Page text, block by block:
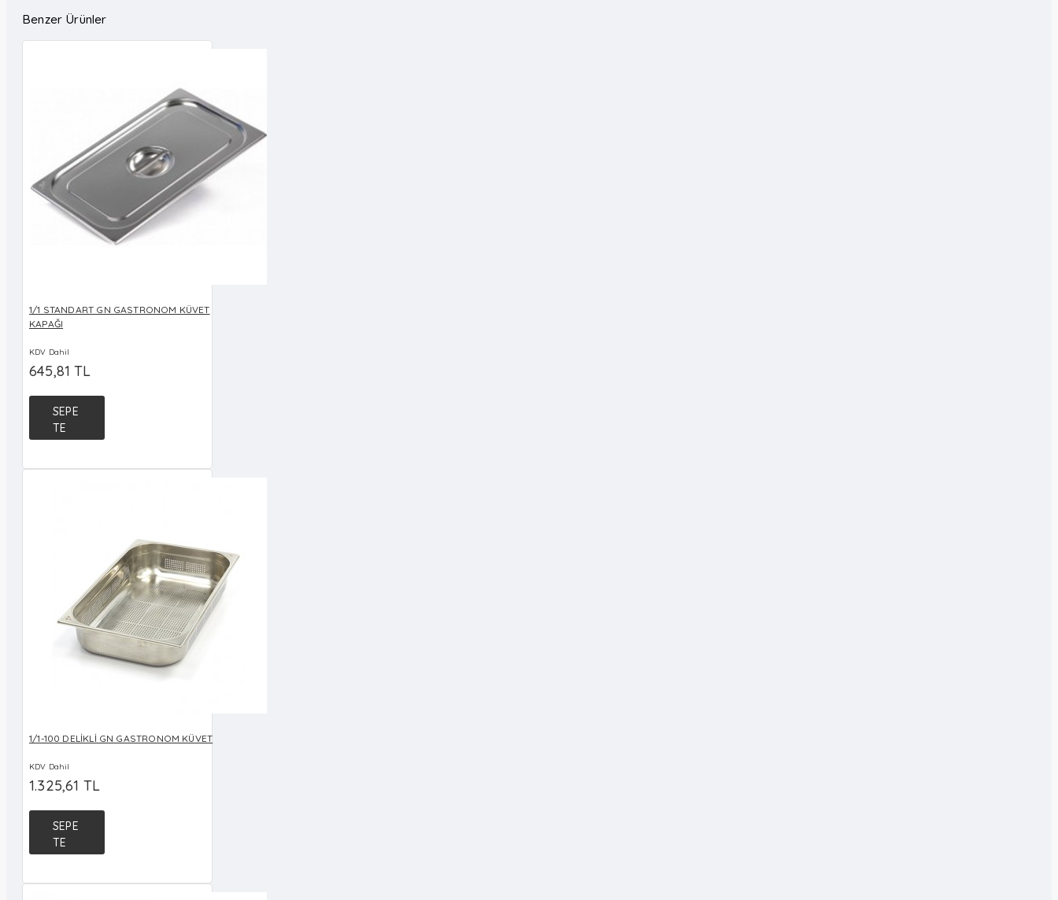
Benzer Ürünler
1/1 STANDART GN GASTRONOM KÜVET
KAPAĞI
KDV Dahil
645,81 TL
SEPE
TE
1/1-100 DELİKLİ GN GASTRONOM KÜVET
KDV Dahil
1.325,61 TL
SEPE
TE